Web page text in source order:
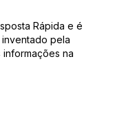
Rápida e é
pela
informações na